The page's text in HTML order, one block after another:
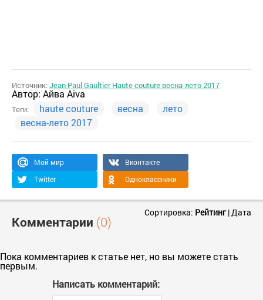
Источник:Jean Paul Gaultier Haute couture весна-лето 2017
Автор: Айва Aiva
Теги: haute couture весна
лето
весна-лето 2017
Мой мир
Вконтакте
Twitter
Одноклассники
Комментарии (0)
Сортировка: Рейтинг|Дата
Пока комментариев к статье нет, но вы можете стать
первым.
Написать комментарий: